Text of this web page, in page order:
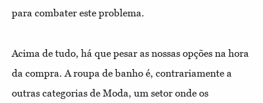
para combater este problema.
Acima de tudo, há que pesar as nossas opções na hora
da compra. A roupa de banho é, contrariamente a
outras categorias de Moda, um setor onde os